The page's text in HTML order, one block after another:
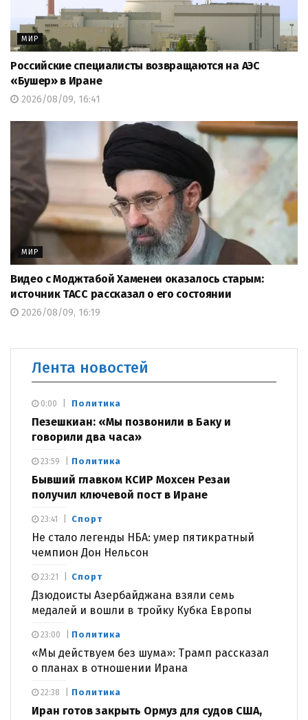
МИР
Российские специалисты возвращаются на АЭС
«Бушер» в Иране
2026/08/09, 16:41
МИР
Видео с Моджтабой Хаменеи оказалось старым:
источник ТАСС рассказал о его состоянии
2026/08/09, 16:19
Лента новостей
Политика
Пезешкиан: «Мы позвонили в Баку и
говорили два часа»
0:00
Политика
Бывший главком КСИР Мохсен Резаи
получил ключевой пост в Иране
23:59
Спорт
Не стало легенды НБА: умер пятикратный
чемпион Дон Нельсон
23:41
Спорт
Дзюдоисты Азербайджана взяли семь
медалей и вошли в тройку Кубка Европы
23:21
Политика
«Мы действуем без шума»: Трамп рассказал
о планах в отношении Ирана
23:00
Политика
Иран готов закрыть Ормуз для судов США,
22:38